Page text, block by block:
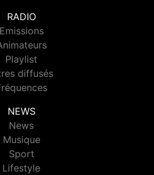
RADIO
Emissions
Playlist
diffusés
NEWS
News
Musique
Sport
Lifestyle